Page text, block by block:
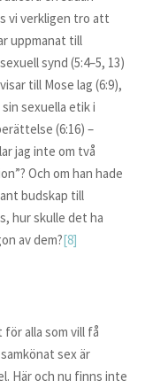
vi verkligen tro att
uppmanat till
synd (5:4–5, 13)
till Mose lag (6:9),
sexuella etik i
(6:16) –
jag inte om två
Och om han hade
budskap till
hur skulle det ha
av dem?[8]
alla som vill få
sex är
Här och nu finns inte